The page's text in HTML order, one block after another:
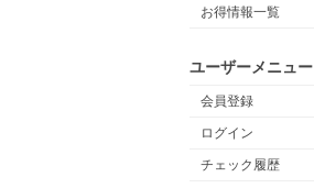
お得情報一覧
ユーザーメニュー
会員登録
ログイン
チェック履歴